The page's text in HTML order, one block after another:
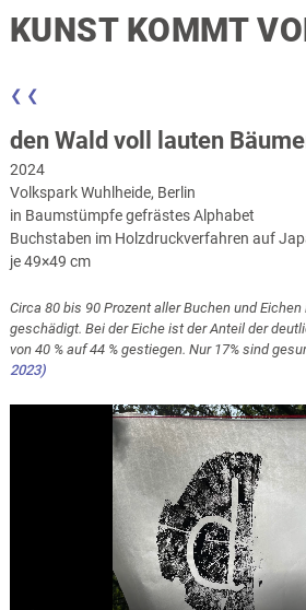
KUNST KOMMT
❮ ❮
den Wald voll lauten
2024
Volkspark Wuhlheide, Berlin
in Baumstümpfe gefrästes Alphabet
Buchstaben im Holzdruckverfahren auf
je 49×49 cm
Circa 80 bis 90 Prozent aller Buchen und
geschädigt. Bei der Eiche ist der Anteil der
von 40 % auf 44 % gestiegen. Nur 17% sind
2023)